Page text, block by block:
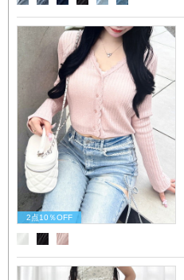
2点10％OFF